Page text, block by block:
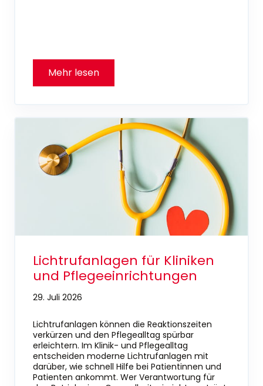
Lichtrufanlagen für Kliniken
und Pflegeeinrichtungen
29. Juli 2026
Lichtrufanlagen können die Reaktionszeiten
verkürzen und den Pflegealltag spürbar
erleichtern. Im Klinik- und Pflegealltag
entscheiden moderne Lichtrufanlagen mit
darüber, wie schnell Hilfe bei Patientinnen und
Patienten ankommt. Wer Verantwortung für